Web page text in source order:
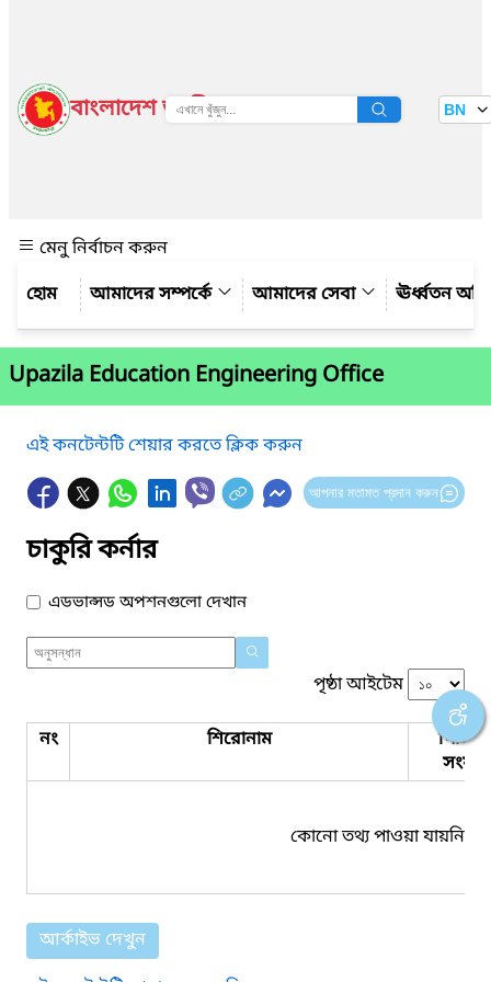
বাংলাদেশ জাতীয় তথ্য বাতায়ন BN
মেনু নির্বাচন করুন
আমাদের সম্পর্কে
আমাদের সেবা ঊর্ধ্বতন
Upazila Education Engineering Office
এই কনটেন্টটি শেয়ার করতে ক্লিক করুন
আপনার মতামত প্রদান করুন
চাকুরি কর্নার
এডভান্সড অপশনগুলো দেখান
পৃষ্ঠা আইটেম
নং শিরোনাম
কোনো তথ্য পাওয়া যায়নি।
আর্কাইভ দেখুন